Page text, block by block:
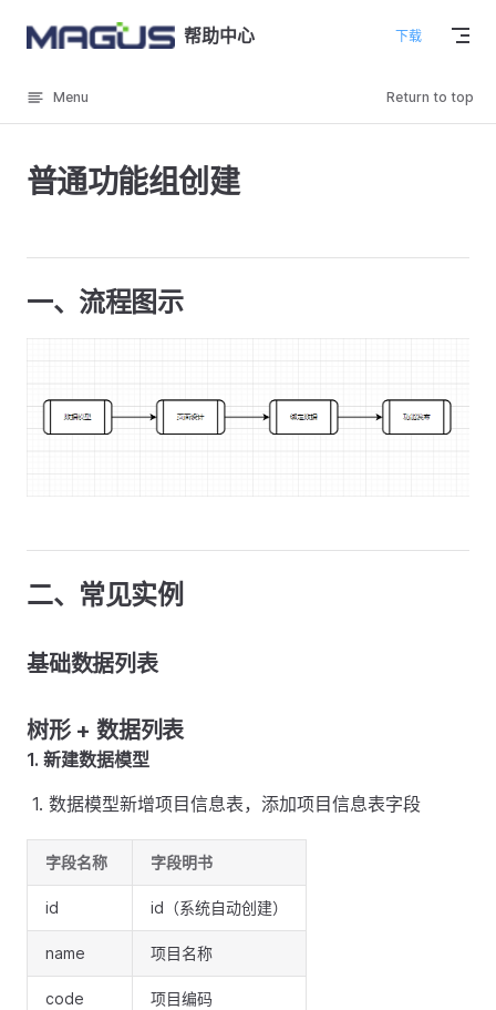
Skip to content 帮助中心 下载
Menu Return to top
普通功能组创建
一、流程图示
二、常见实例
基础数据列表
树形 + 数据列表
1. 新建数据模型
数据模型新增项目信息表，添加项目信息表字段
字段名称 字段明书
id id（系统自动创建）
name 项目名称
code 项目编码